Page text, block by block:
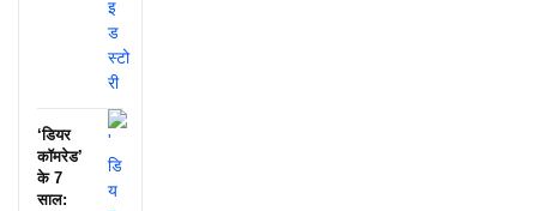
‘डियर
कॉमरेड’
के 7
साल: